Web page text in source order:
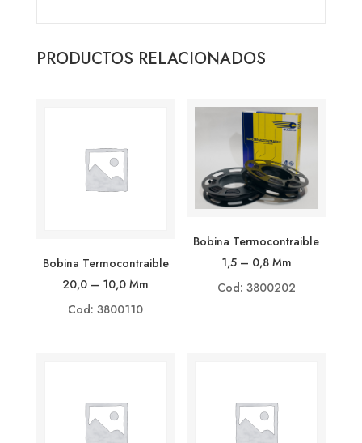
PRODUCTOS RELACIONADOS
Bobina Termocontraible
20,0 – 10,0 Mm
Cod: 3800110
Bobina Termocontraible
1,5 – 0,8 Mm
Cod: 3800202